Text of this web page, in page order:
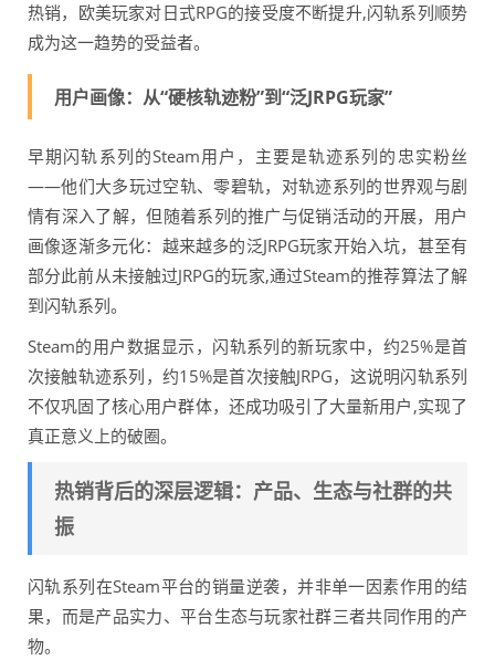
热销，欧美玩家对日式RPG的接受度不断提升,闪轨系列顺势
成为这一趋势的受益者。
用户画像：从“硬核轨迹粉”到“泛JRPG玩家”
早期闪轨系列的Steam用户，主要是轨迹系列的忠实粉丝
——他们大多玩过空轨、零碧轨，对轨迹系列的世界观与剧
情有深入了解，但随着系列的推广与促销活动的开展，用户
画像逐渐多元化：越来越多的泛JRPG玩家开始入坑，甚至有
部分此前从未接触过JRPG的玩家,通过Steam的推荐算法了解
到闪轨系列。
Steam的用户数据显示，闪轨系列的新玩家中，约25%是首
次接触轨迹系列，约15%是首次接触JRPG，这说明闪轨系列
不仅巩固了核心用户群体，还成功吸引了大量新用户,实现了
真正意义上的破圈。
热销背后的深层逻辑：产品、生态与社群的共
振
闪轨系列在Steam平台的销量逆袭，并非单一因素作用的结
果，而是产品实力、平台生态与玩家社群三者共同作用的产
物。